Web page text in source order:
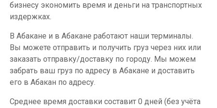
бизнесу экономить время и деньги на транспортных
издержках.
В Абакане и в Абакане работают наши терминалы.
Вы можете отправить и получить груз через них или
заказать отправку/доставку по городу. Мы можем
забрать ваш груз по адресу в Абакане и доставить
его в Абакан по адресу.
Среднее время доставки составит 0 дней (без учёта